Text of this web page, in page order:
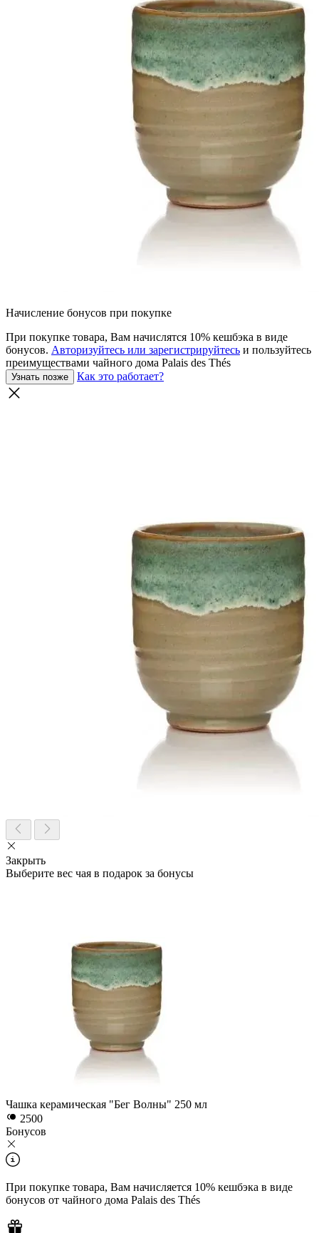
Начисление бонусов при покупке
При покупке товара, Вам начислятся 10% кешбэка в виде
бонусов. Авторизуйтесь или зарегистрируйтесь и пользуйтесь
преимуществами чайного дома Palais des Thés
Узнать позже Как это работает?
Закрыть
Выберите вес чая в подарок за бонусы
Чашка керамическая "Бег Волны" 250 мл
2500
Бонусов
При покупкe товара, Вам начисляется 10% кешбэка в виде
бонусов от чайного дома Palais des Thés